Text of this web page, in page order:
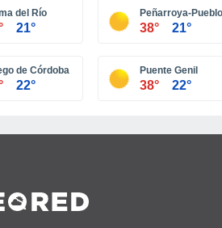
del Río
21°
Peñarroya-
38° 21°
de Córdoba
22°
Puente Genil
38° 22°